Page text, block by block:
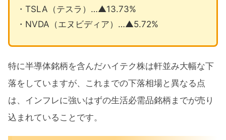
・TSLA（テスラ）…▲13.73%
・NVDA（エヌビディア）…▲5.72%
特に半導体銘柄を含んだハイテク株は軒並み大幅な下
落をしていますが、これまでの下落相場と異なる点
は、インフレに強いはずの生活必需品銘柄までが売り
込まれていることです。